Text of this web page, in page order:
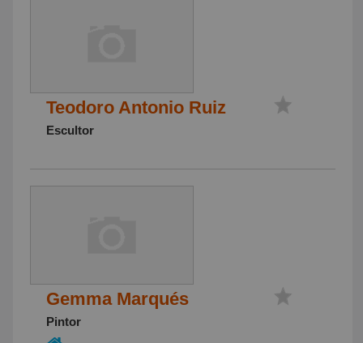
Teodoro Antonio Ruiz
Escultor
Gemma Marqués
Pintor